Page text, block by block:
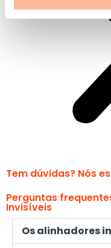
Tem dúvidas? Nós
Perguntas
Invisíveis
Os alinhadores